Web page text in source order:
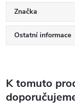
Značka
Ostatní informace
K tomuto